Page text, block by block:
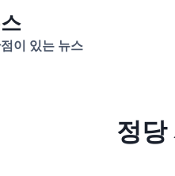
이 있는 뉴스
정